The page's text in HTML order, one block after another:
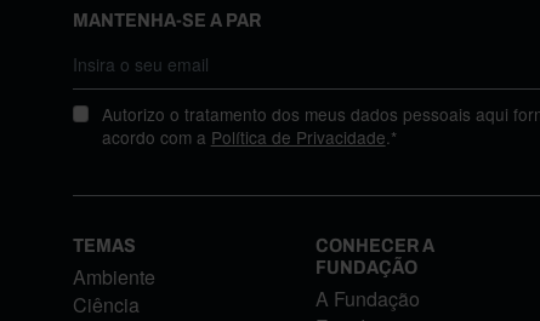
MANTENHA-SE A PAR
Autorizo o tratamento dos meus dados pessoais aqui
acordo com a Política de Privacidade.*
TEMAS
Ambiente
Ciência
CONHECER A
FUNDAÇÃO
A Fundação